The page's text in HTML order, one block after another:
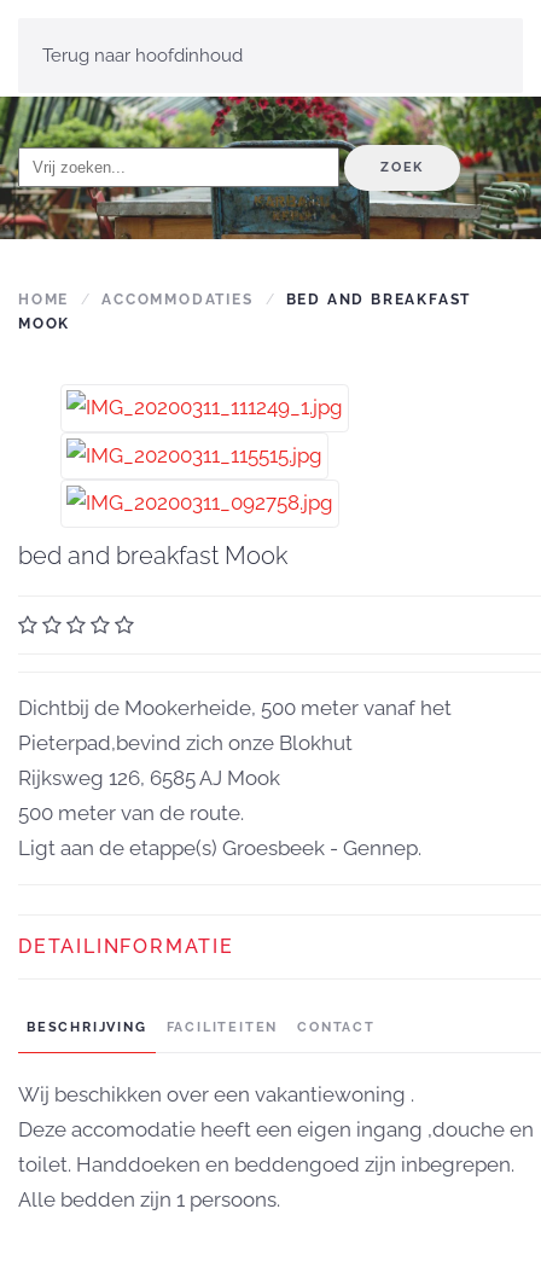
Terug naar hoofdinhoud
ZOEK
HOME ACCOMMODATIES
BED AND BREAKFAST
MOOK
bed and breakfast Mook
Dichtbij de Mookerheide, 500 meter vanaf het
Pieterpad,bevind zich onze Blokhut
Rijksweg 126, 6585 AJ Mook
500 meter van de route.
Ligt aan de etappe(s) Groesbeek - Gennep.
DETAILINFORMATIE
BESCHRIJVING FACILITEITEN CONTACT
Wij beschikken over een vakantiewoning .
Deze accomodatie heeft een eigen ingang ,douche en
toilet. Handdoeken en beddengoed zijn inbegrepen.
Alle bedden zijn 1 persoons.